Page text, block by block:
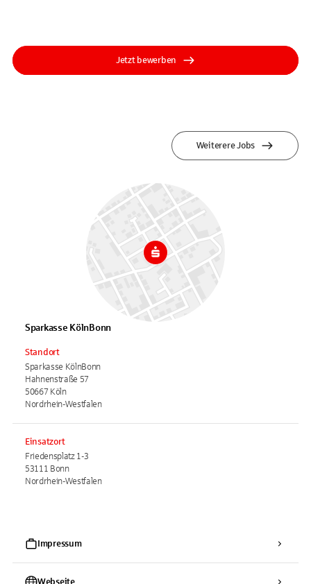
Jetzt bewerben
Weiterere Jobs
Sparkasse KölnBonn
Standort
Sparkasse KölnBonn
Hahnenstraße 57
50667 Köln
Nordrhein-Westfalen
Einsatzort
Friedensplatz 1-3
53111 Bonn
Nordrhein-Westfalen
Impressum
Webseite